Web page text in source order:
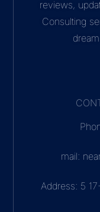
reviews,
Consulting
mail:
Address: 5